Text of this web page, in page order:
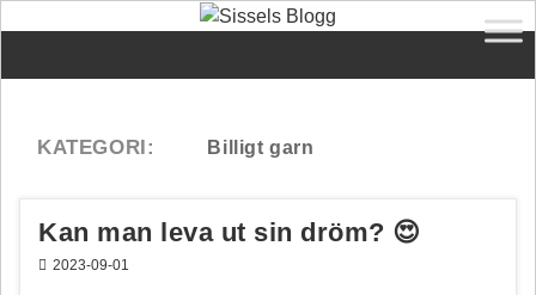
Kan man leva ut sin dröm? 😍
2023-09-01